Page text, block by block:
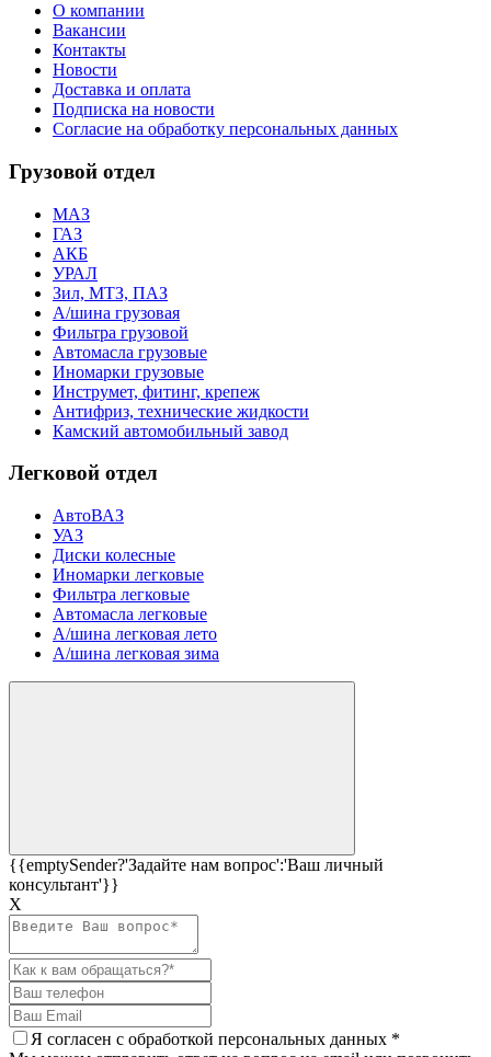
О компании
Вакансии
Контакты
Новости
Доставка и оплата
Подписка на новости
Согласие на обработку персональных данных
Грузовой отдел
МАЗ
ГАЗ
АКБ
УРАЛ
Зил, МТЗ, ПАЗ
А/шина грузовая
Фильтра грузовой
Автомасла грузовые
Иномарки грузовые
Инструмет, фитинг, крепеж
Антифриз, технические жидкости
Камский автомобильный завод
Легковой отдел
АвтоВАЗ
УАЗ
Диски колесные
Иномарки легковые
Фильтра легковые
Автомасла легковые
А/шина легковая лето
А/шина легковая зима
{{emptySender?'Задайте нам вопрос':'Ваш личный
консультант'}}
Х
Я согласен c обработкой персональных данных *